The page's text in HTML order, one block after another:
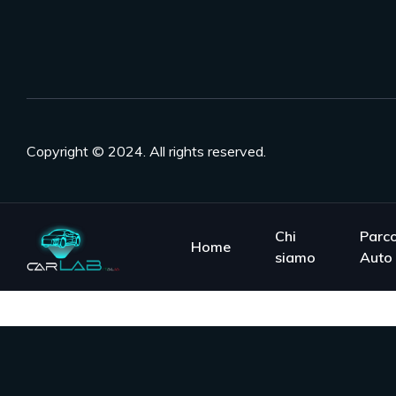
Copyright © 2024. All rights reserved.
Home
Chi
siamo
Auto